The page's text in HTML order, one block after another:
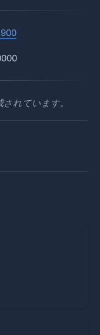
れています。